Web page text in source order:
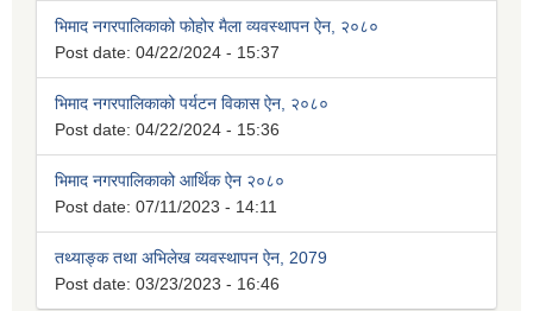
भिमाद नगरपालिकाको फोहोर मैला व्यवस्थापन ऐन, २०८०
Post date: 04/22/2024 - 15:37
भिमाद नगरपालिकाको पर्यटन विकास ऐन, २०८०
Post date: 04/22/2024 - 15:36
भिमाद नगरपालिकाको आर्थिक ऐन २०८०
Post date: 07/11/2023 - 14:11
तथ्याङ्क तथा अभिलेख व्यवस्थापन ऐन, 2079
Post date: 03/23/2023 - 16:46